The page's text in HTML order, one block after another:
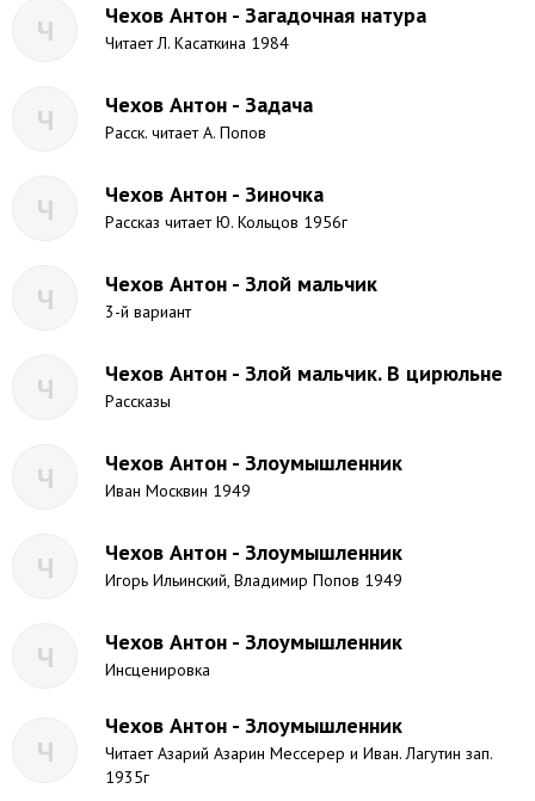
Ч Чехов Антон - Загадочная натура
Читает Л. Касаткина 1984
Ч Чехов Антон - Задача
Расск. читает А. Попов
Ч Чехов Антон - Зиночка
Рассказ читает Ю. Кольцов 1956г
Ч Чехов Антон - Злой мальчик
3-й вариант
Ч Чехов Антон - Злой мальчик. В цирюльне
Рассказы
Ч Чехов Антон - Злоумышленник
Иван Москвин 1949
Ч Чехов Антон - Злоумышленник
Игорь Ильинский, Владимир Попов 1949
Ч Чехов Антон - Злоумышленник
Инсценировка
Ч
Чехов Антон - Злоумышленник
Читает Азарий Азарин Мессерер и Иван. Лагутин зап.
1935г